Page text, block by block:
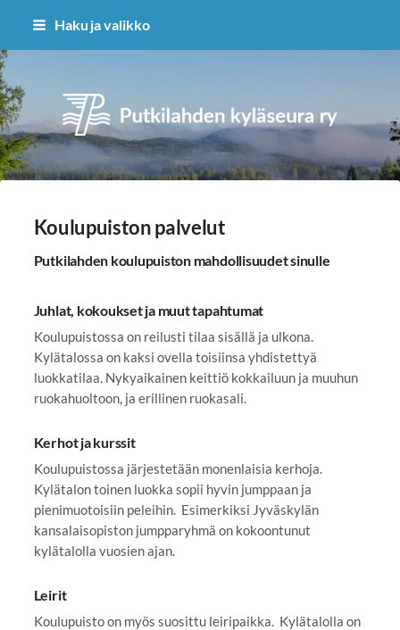
Siirry
Haku ja valikko
Putkilahden kyläseura ry
Koulupuiston palvelut
Putkilahden koulupuiston mahdollisuudet sinulle
Juhlat, kokoukset ja muut tapahtumat
Koulupuistossa on reilusti tilaa sisällä ja ulkona.
Kylätalossa on kaksi ovella toisiinsa yhdistettyä
luokkatilaa. Nykyaikainen keittiö kokkailuun ja muuhun
ruokahuoltoon, ja erillinen ruokasali.
Kerhot ja kurssit
Koulupuistossa järjestetään monenlaisia kerhoja.
Kylätalon toinen luokka sopii hyvin jumppaan ja
pienimuotoisiin peleihin. Esimerkiksi Jyväskylän
kansalaisopiston jumpparyhmä on kokoontunut
kylätalolla vuosien ajan.
Leirit
Koulupuisto on myös suosittu leiripaikka. Kylätalolla on